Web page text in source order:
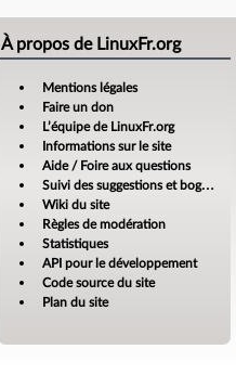
À propos de LinuxFr.org
Mentions légales
Faire un don
L’équipe de LinuxFr.org
Informations sur le site
Aide / Foire aux questions
Suivi des suggestions et bogues
Wiki du site
Règles de modération
Statistiques
API pour le développement
Code source du site
Plan du site